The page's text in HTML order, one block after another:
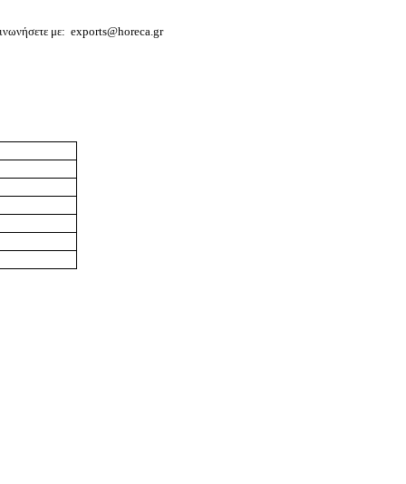
με: exports@horeca.gr